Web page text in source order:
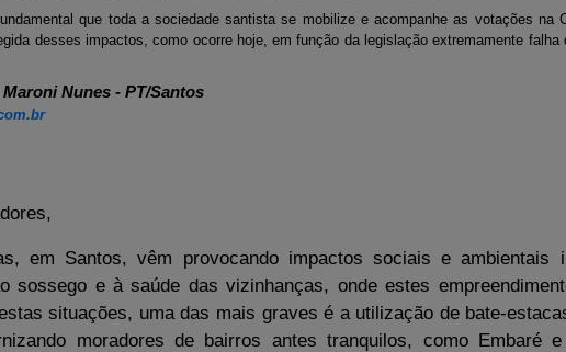
que toda a sociedade santista se mobilize e acompanhe as votações na
desses impactos, como ocorre hoje, em função da legislação extremamente falha
Nunes - PT/Santos
em Santos, vêm provocando impactos sociais e ambientais
sossego e à saúde das vizinhanças, onde estes
situações, uma das mais graves é a utilização de bate-
moradores de bairros antes tranquilos, como Embaré